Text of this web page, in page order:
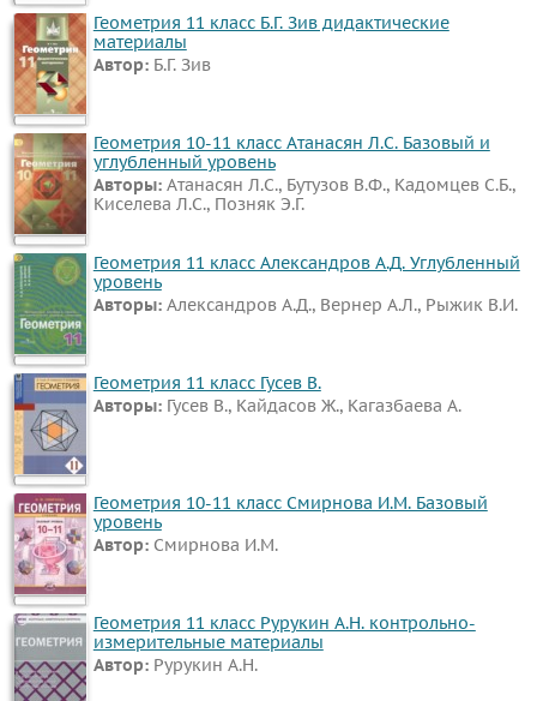
Геометрия 11 класс Б.Г. Зив дидактические
материалы
Автор: Б.Г. Зив
Геометрия 10-11 класс Атанасян Л.С. Базовый и
углубленный уровень
Авторы: Атанасян Л.С., Бутузов В.Ф., Кадомцев С.Б.,
Киселева Л.С., Позняк Э.Г.
Геометрия 11 класс Александров А.Д. Углубленный
уровень
Авторы: Александров А.Д., Вернер А.Л., Рыжик В.И.
Геометрия 11 класс Гусев В.
Авторы: Гусев В., Кайдасов Ж., Кагазбаева А.
Геометрия 10-11 класс Смирнова И.М. Базовый
уровень
Автор: Смирнова И.М.
Геометрия 11 класс Рурукин А.Н. контрольно-
измерительные материалы
Автор: Рурукин А.Н.